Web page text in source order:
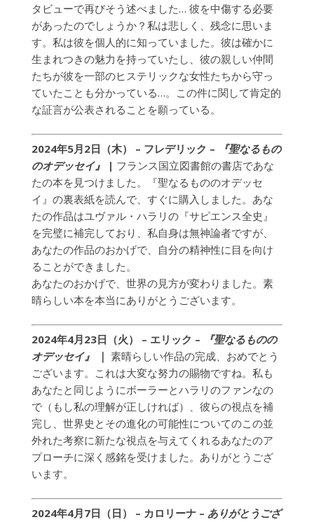
タビューで再びそう述べました… 彼を中傷する必要
があったのでしょうか？私は悲しく、残念に思いま
す。私は彼を個人的に知っていました。彼は確かに
生まれつきの魅力を持っていたし、彼の親しい仲間
たちが彼を一部のヒステリックな女性たちから守っ
ていたことも分かっている…。この件に関して肯定的
な証言が公表されることを願っている。
2024年5月2日（木） – フレデリック –
『聖なるもの
のオデッセイ』
| フランス国立図書館の書店であな
たの本を見つけました。『聖なるもののオデッセ
イ』の裏表紙を読んで、すぐに購入しました。あな
たの作品はユヴァル・ハラリの『サピエンス全史』
を完璧に補完しており、私自身は無神論者ですが、
あなたの作品のおかげで、自分の精神性に目を向け
ることができました。
あなたのおかげで、世界の見方が変わりました。素
晴らしい本を本当にありがとうございます。
2024年4月23日（火） – エリック –
『聖なるものの
オデッセイ』
｜ 素晴らしい作品の完成、おめでとう
ございます。これは大変な努力の賜物ですね。私も
あなたと同じようにボーラーとハラリのファンなの
で（もし私の理解が正しければ）、彼らの視点を補
完し、世界史とその進化の可能性についてのこの並
外れた考察に新たな視点を与えてくれるあなたのア
プローチに深く感銘を受けました。ありがとうござ
います。
2024年4月7日（日） – カロリーナ – ありがとうござ